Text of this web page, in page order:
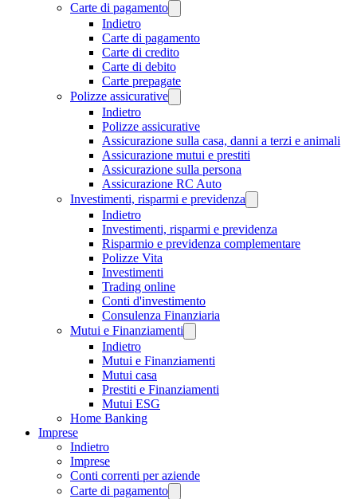
Carte di pagamento
Indietro
Carte di pagamento
Carte di credito
Carte di debito
Carte prepagate
Polizze assicurative
Indietro
Polizze assicurative
Assicurazione sulla casa, danni a terzi e animali
Assicurazione mutui e prestiti
Assicurazione sulla persona
Assicurazione RC Auto
Investimenti, risparmi e previdenza
Indietro
Investimenti, risparmi e previdenza
Risparmio e previdenza complementare
Polizze Vita
Investimenti
Trading online
Conti d'investimento
Consulenza Finanziaria
Mutui e Finanziamenti
Indietro
Mutui e Finanziamenti
Mutui casa
Prestiti e Finanziamenti
Mutui ESG
Home Banking
Imprese
Indietro
Imprese
Conti correnti per aziende
Carte di pagamento